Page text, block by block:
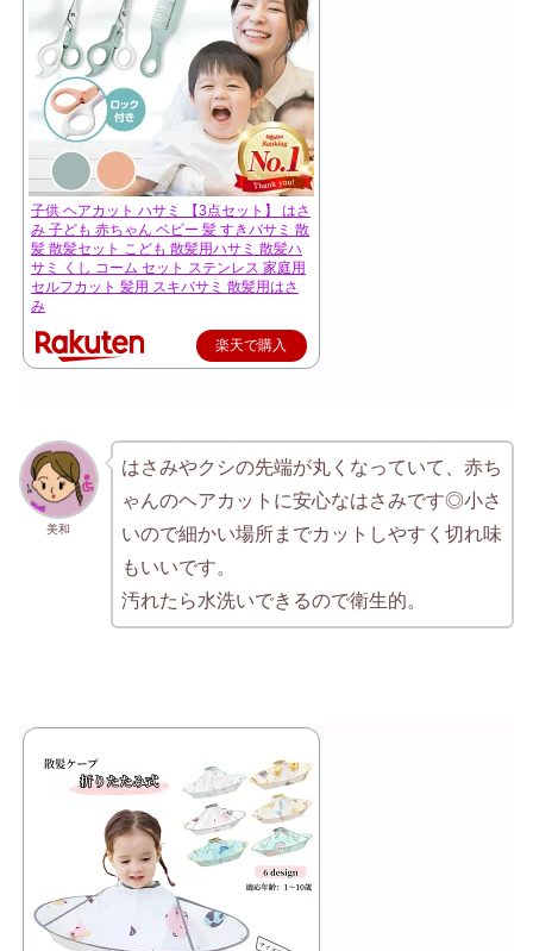
子供 ヘアカット ハサミ 【3点セット】 はさ
み 子ども 赤ちゃん ベビー 髪 すきバサミ 散
髪 散髪セット こども 散髪用ハサミ 散髪ハ
サミ くし コーム セット ステンレス 家庭用
セルフカット 髪用 スキバサミ 散髪用はさ
み
楽天で購入
美和
はさみやクシの先端が丸くなっていて、赤ち
ゃんのヘアカットに安心なはさみです◎小さ
いので細かい場所までカットしやすく切れ味
もいいです。
汚れたら水洗いできるので衛生的。